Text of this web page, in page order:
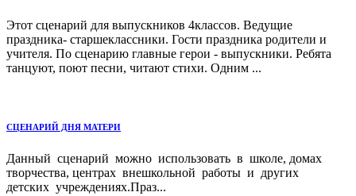
Этот сценарий для выпускников 4классов. Ведущие
праздника- старшеклассники. Гости праздника родители и
учителя. По сценарию главные герои - выпускники. Ребята
танцуют, поют песни, читают стихи. Одним ...
СЦЕНАРИЙ ДНЯ МАТЕРИ
Данный сценарий можно использовать в школе, домах
творчества, центрах внешкольной работы и других
детских учреждениях.Праз...